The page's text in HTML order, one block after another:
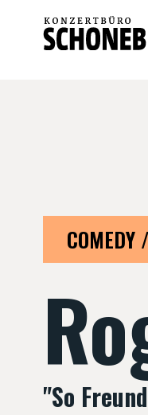
COMEDY
"So